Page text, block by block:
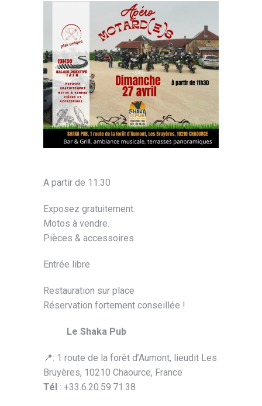
A partir de 11:30
Exposez gratuitement.
Motos à vendre.
Pièces & accessoires.
Entrée libre
Restauration sur place
Réservation fortement conseillée !
Le Shaka Pub
📍: 1 route de la forêt d’Aumont, lieudit Les
Bruyères, 10210 Chaource, France
Tél : +33.6.20.59.71.38